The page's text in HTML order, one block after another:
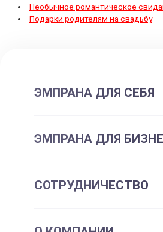
Необычное романтическое
Подарки родителям на свадьбу
ЭМПРАНА ДЛЯ СЕБЯ
Все впечатления
Подарочные сертификаты
ЭМПРАНА ДЛЯ
Для отдела персонала
СОТРУДНИЧЕСТВО